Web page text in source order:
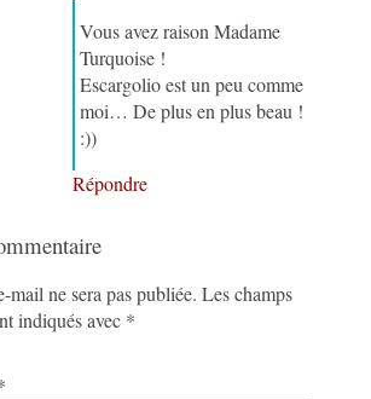
Vous avez raison Madame
Turquoise !
Escargolio est un peu comme
moi… De plus en plus beau !
:))
Répondre
mail ne sera pas publiée. Les champs
indiqués avec *